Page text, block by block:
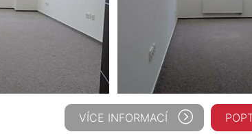
VÍCE INFORMACÍ